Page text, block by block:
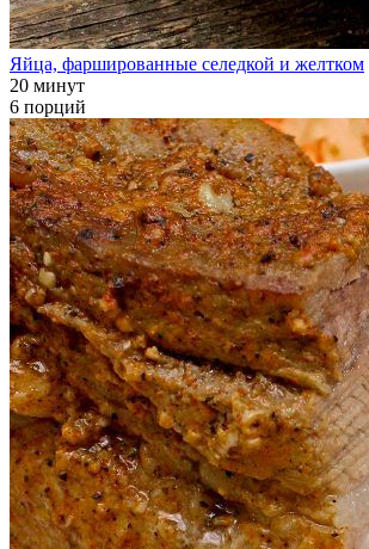
Яйца, фаршированные селедкой и желтком
20 минут
6 порций